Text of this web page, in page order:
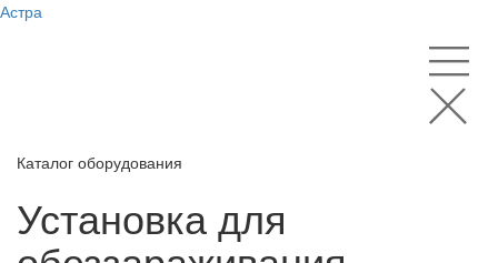
Астра
Каталог оборудования
Установка для